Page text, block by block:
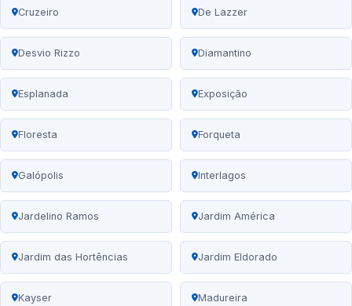
Cruzeiro De Lazzer
Desvio Rizzo Diamantino
Esplanada Exposição
Floresta Forqueta
Galópolis Interlagos
Jardelino Ramos Jardim América
Jardim das Hortências Jardim Eldorado
Kayser Madureira